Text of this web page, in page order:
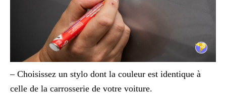
– Choisissez un stylo dont la couleur est identique à
celle de la carrosserie de votre voiture.